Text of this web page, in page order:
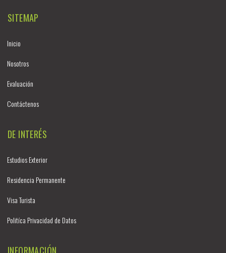
SITEMAP
Inicio
Nosotros
Evaluación
Contáctenos
DE INTERÉS
Estudios Exterior
Residencia Permanente
Visa Turista
Politíca Privacidad de Datos